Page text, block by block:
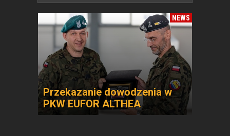
NEWS
Przekazanie dowodzenia w
PKW EUFOR ALTHEA